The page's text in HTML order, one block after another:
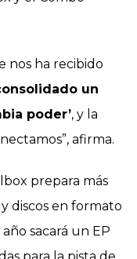
nos ha recibido
un
poder’, y la
afirma.
prepara más
discos en formato
sacará un EP